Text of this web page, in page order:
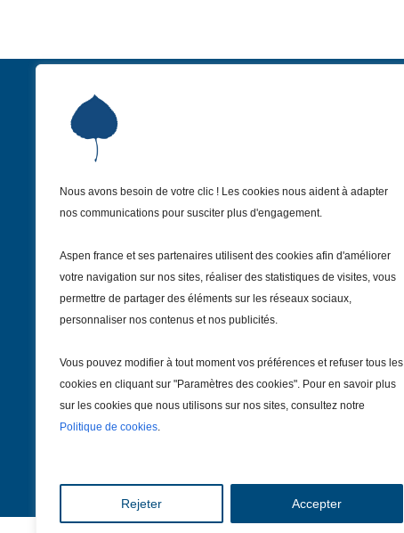
Nous avons besoin de votre clic ! Les cookies nous aident à adapter
nos communications pour susciter plus d'engagement.
Aspen france et ses partenaires utilisent des cookies afin d'améliorer
votre navigation sur nos sites, réaliser des statistiques de visites, vous
permettre de partager des éléments sur les réseaux sociaux,
personnaliser nos contenus et nos publicités.
Vous pouvez modifier à tout moment vos préférences et refuser tous les
cookies en cliquant sur "Paramètres des cookies". Pour en savoir plus
sur les cookies que nous utilisons sur nos sites, consultez notre
Politique de cookies.
Rejeter Accepter
Institut Aspen France
+33 1 81 69 55 30
institut@aspenfrance.org
Suivez-nous